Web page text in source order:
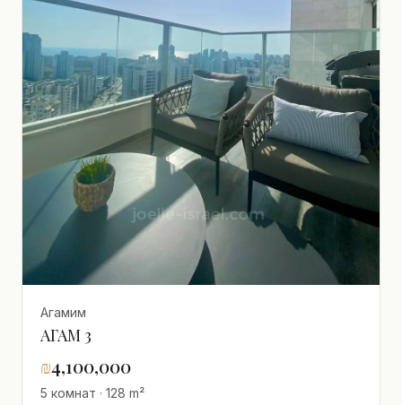
Агамим
АГАМ 3
₪4,100,000
5 комнат · 128 m²